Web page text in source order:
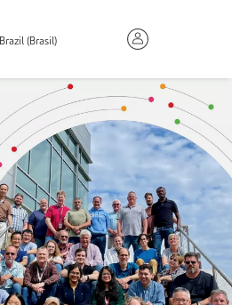
Brazil (Brasil)